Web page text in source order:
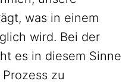
was in einem
wird. Bei der
es in diesem Sinne
zu